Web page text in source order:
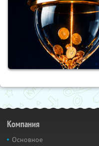
Компания
Основное